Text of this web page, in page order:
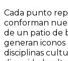
Cada punto
conforman
de un patio de
generan
disciplinas